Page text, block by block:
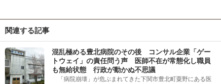
関連する記事
混乱極める豊北病院のその後 コンサル企業「ゲー
トウェイ」の責任問う声 医師不在が常態化し職員
も無給状態 行政が動かぬ不思議
「病院崩壊」が危ぶまれてきた下関市豊北町粟野にある医